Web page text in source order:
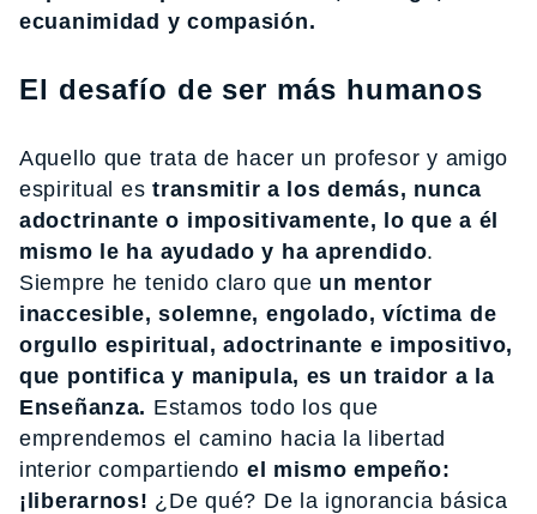
ecuanimidad y compasión.
El desafío de ser más humanos
Aquello que trata de hacer un profesor y amigo
espiritual es transmitir a los demás, nunca
adoctrinante o impositivamente, lo que a él
mismo le ha ayudado y ha aprendido.
Siempre he tenido claro que un mentor
inaccesible, solemne, engolado, víctima de
orgullo espiritual, adoctrinante e impositivo,
que pontifica y manipula, es un traidor a la
Enseñanza. Estamos todo los que
emprendemos el camino hacia la libertad
interior compartiendo el mismo empeño:
¡liberarnos! ¿De qué? De la ignorancia básica